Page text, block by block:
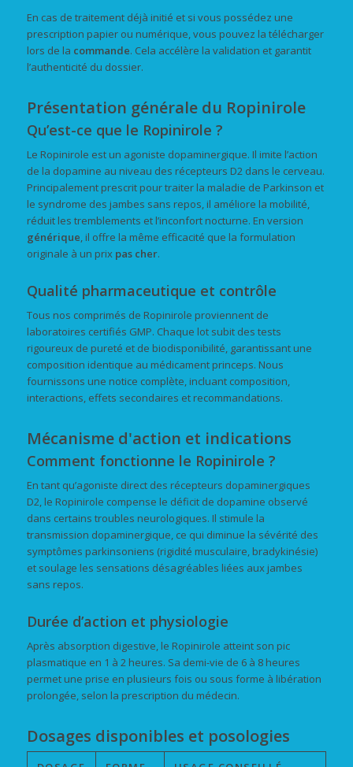
En cas de traitement déjà initié et si vous possédez une
prescription papier ou numérique, vous pouvez la télécharger
lors de la commande. Cela accélère la validation et garantit
l’authenticité du dossier.
Présentation générale du Ropinirole
Qu’est-ce que le Ropinirole ?
Le Ropinirole est un agoniste dopaminergique. Il imite l’action
de la dopamine au niveau des récepteurs D2 dans le cerveau.
Principalement prescrit pour traiter la maladie de Parkinson et
le syndrome des jambes sans repos, il améliore la mobilité,
réduit les tremblements et l’inconfort nocturne. En version
générique, il offre la même efficacité que la formulation
originale à un prix pas cher.
Qualité pharmaceutique et contrôle
Tous nos comprimés de Ropinirole proviennent de
laboratoires certifiés GMP. Chaque lot subit des tests
rigoureux de pureté et de biodisponibilité, garantissant une
composition identique au médicament princeps. Nous
fournissons une notice complète, incluant composition,
interactions, effets secondaires et recommandations.
Mécanisme d'action et indications
Comment fonctionne le Ropinirole ?
En tant qu’agoniste direct des récepteurs dopaminergiques
D2, le Ropinirole compense le déficit de dopamine observé
dans certains troubles neurologiques. Il stimule la
transmission dopaminergique, ce qui diminue la sévérité des
symptômes parkinsoniens (rigidité musculaire, bradykinésie)
et soulage les sensations désagréables liées aux jambes
sans repos.
Durée d’action et physiologie
Après absorption digestive, le Ropinirole atteint son pic
plasmatique en 1 à 2 heures. Sa demi-vie de 6 à 8 heures
permet une prise en plusieurs fois ou sous forme à libération
prolongée, selon la prescription du médecin.
Dosages disponibles et posologies